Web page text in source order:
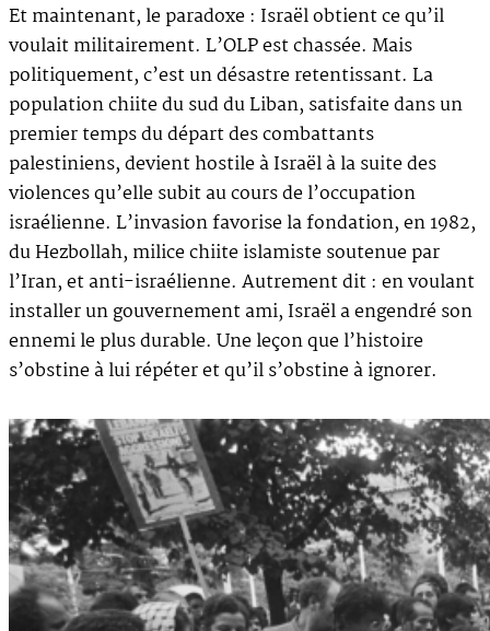
Et maintenant, le paradoxe : Israël obtient ce qu’il
voulait militairement. L’OLP est chassée. Mais
politiquement, c’est un désastre retentissant. La
population chiite du sud du Liban, satisfaite dans un
premier temps du départ des combattants
palestiniens, devient hostile à Israël à la suite des
violences qu’elle subit au cours de l’occupation
israélienne. L’invasion favorise la fondation, en 1982,
du Hezbollah, milice chiite islamiste soutenue par
l’Iran, et anti-israélienne. Autrement dit : en voulant
installer un gouvernement ami, Israël a engendré son
ennemi le plus durable. Une leçon que l’histoire
s’obstine à lui répéter et qu’il s’obstine à ignorer.